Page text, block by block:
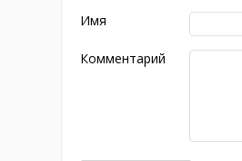
эмоциональных
Не стоит
Пожалуйста, не
также призывы к
Не размещайте
Имя
Комментарий